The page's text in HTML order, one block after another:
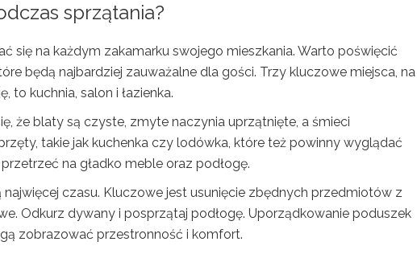
sprzątania?
się na każdym zakamarku swojego mieszkania. Warto poświęcić
będą najbardziej zauważalne dla gości. Trzy kluczowe miejsca, na
to kuchnia, salon i łazienka.
że blaty są czyste, zmyte naczynia uprzątnięte, a śmieci
takie jak kuchenka czy lodówka, które też powinny wyglądać
na gładko meble oraz podłogę.
czasu. Kluczowe jest usunięcie zbędnych przedmiotów z
Odkurz dywany i posprzątaj podłogę. Uporządkowanie poduszek
zobrazować przestronność i komfort.